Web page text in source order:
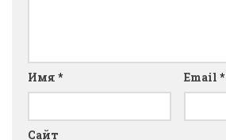
Имя * Email *
Сайт